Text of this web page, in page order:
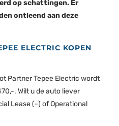
op schattingen. Er
ontleend aan deze
ELECTRIC KOPEN
Partner Tepee Electric wordt
. Wilt u de auto liever
Lease (-) of Operational